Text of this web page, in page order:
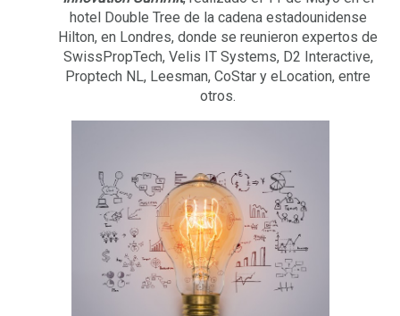
hotel Double Tree de la cadena estadounidense
Hilton, en Londres, donde se reunieron expertos de
SwissPropTech, Velis IT Systems, D2 Interactive,
Proptech NL, Leesman, CoStar y eLocation, entre
otros.